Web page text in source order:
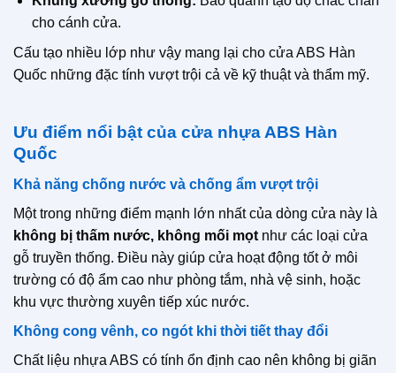
cho cánh cửa.
Cấu tạo nhiều lớp như vậy mang lại cho cửa ABS Hàn
Quốc những đặc tính vượt trội cả về kỹ thuật và thẩm mỹ.
Ưu điểm nổi bật của cửa nhựa ABS Hàn
Quốc
Khả năng chống nước và chống ẩm vượt trội
Một trong những điểm mạnh lớn nhất của dòng cửa này là
không bị thấm nước, không mối mọt như các loại cửa
gỗ truyền thống. Điều này giúp cửa hoạt động tốt ở môi
trường có độ ẩm cao như phòng tắm, nhà vệ sinh, hoặc
khu vực thường xuyên tiếp xúc nước.
Không cong vênh, co ngót khi thời tiết thay đổi
Chất liệu nhựa ABS có tính ổn định cao nên không bị giãn